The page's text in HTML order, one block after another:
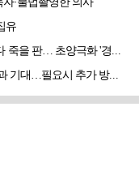
·불법촬영한 의사
유
[부동산 양극화] 서울 집값 잡으려다 지방 다 죽을 판… 초양극화 '경고등'
[속보] 김용범, 레버리지 대책에 '상당한 효과 기대…필요시 추가 방안도 검토'